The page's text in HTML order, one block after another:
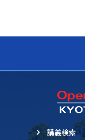
講義検索